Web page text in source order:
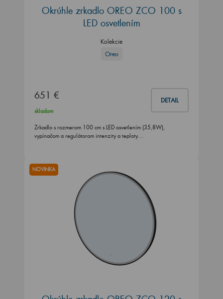
Okrúhle zrkadlo OREO ZCO 100 s
LED osvetlením
Kolekcie
Oreo
651 € DETAIL
skladom
Zrkadlo s rozmerom 100 cm s LED osvetlením (35,8W),
vypínačom a regulátorom intenzity a teploty…
NOVINKA